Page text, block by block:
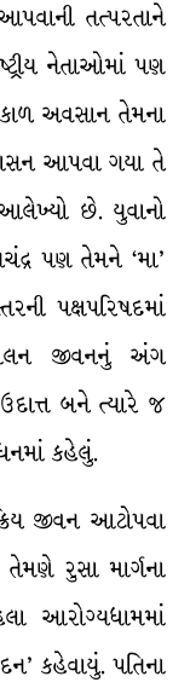
તત્પરતાને
નેતાઓમાં પણ
અવસાન તેમના
આપવા ગયા તે
છે. યુવાનો
પણ તેમને ‘મા’
પક્ષપરિષદમાં
જીવનનું અંગ
બને ત્યારે જ
કહેલું.
જીવન આટોપવા
રુસા માર્ગના
આરોગ્યધામમાં
કહેવાયું. પતિના